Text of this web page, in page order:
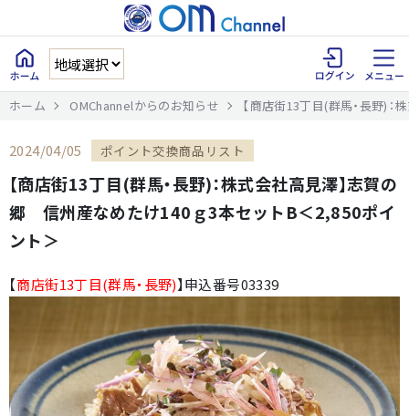
ホーム OMChannelからのお知らせ 【商店街13丁目(群馬・長野)
2024/04/05 ポイント交換商品リスト
【商店街13丁目(群馬・長野)：株式会社高見澤】志賀の
郷 信州産なめたけ140ｇ3本セットB＜2,850ポイ
ント＞
【商店街13丁目(群馬・長野)】申込番号03339